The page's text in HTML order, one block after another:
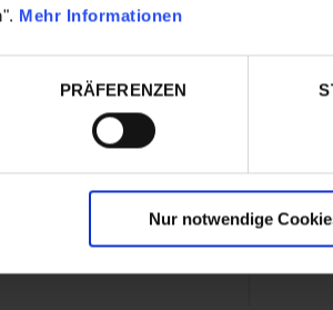
Mehr Informationen
PRÄFERENZEN
Nur notwendige
Bestand,
kommt. Sie vermeiden
und gewährleisten
oder bereits die
der
aus und die Daten